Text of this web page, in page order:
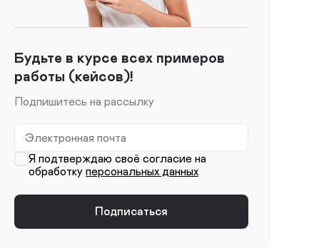
Будьте в курсе всех примеров
работы (кейсов)!
Подпишитесь на рассылку
Я подтверждаю своё согласие на
обработку персональных данных